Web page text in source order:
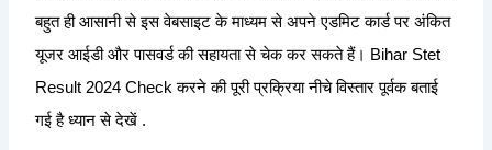
बहुत ही आसानी से इस वेबसाइट के माध्यम से अपने एडमिट कार्ड पर अंकित
यूजर आईडी और पासवर्ड की सहायता से चेक कर सकते हैं। Bihar Stet
Result 2024 Check करने की पूरी प्रक्रिया नीचे विस्तार पूर्वक बताई
गई है ध्यान से देखें .